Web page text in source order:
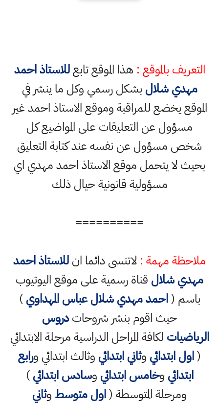
التعريف بالموقع : هذا الموقع تابعللاستاذ احمد
مهدي شلال بشكل رسمي وكل ما ينشر في
الموقع يخضع للمراقبة وموقع الاستاذ احمد غير
مسؤول عن التعليقات على المواضيع كل
شخص مسؤول عن نفسه عند كتابة التعليق
بحيث لا يتحمل موقع الاستاذ احمد مهدي اي
مسؤولية قانونية حيال ذلك
==========
ملاحظة مهمة : لاتنسى دائما انللاستاذ احمد
مهدي شلال قناة رسمية على موقع اليوتيوب
باسم (احمد مهدي شلال عباس المهداوي)
حيث اقوم بنشر شروحاتدروس
الرياضيات لكافة المراحل الدراسية مرحلة الابتدائي
(اول ابتدائي وثاني ابتدائي وثالث ابتدائي ورابع
ابتدائي وخامس ابتدائي وسادس ابتدائي)
ومرحلة المتوسطة (اول متوسط وثاني